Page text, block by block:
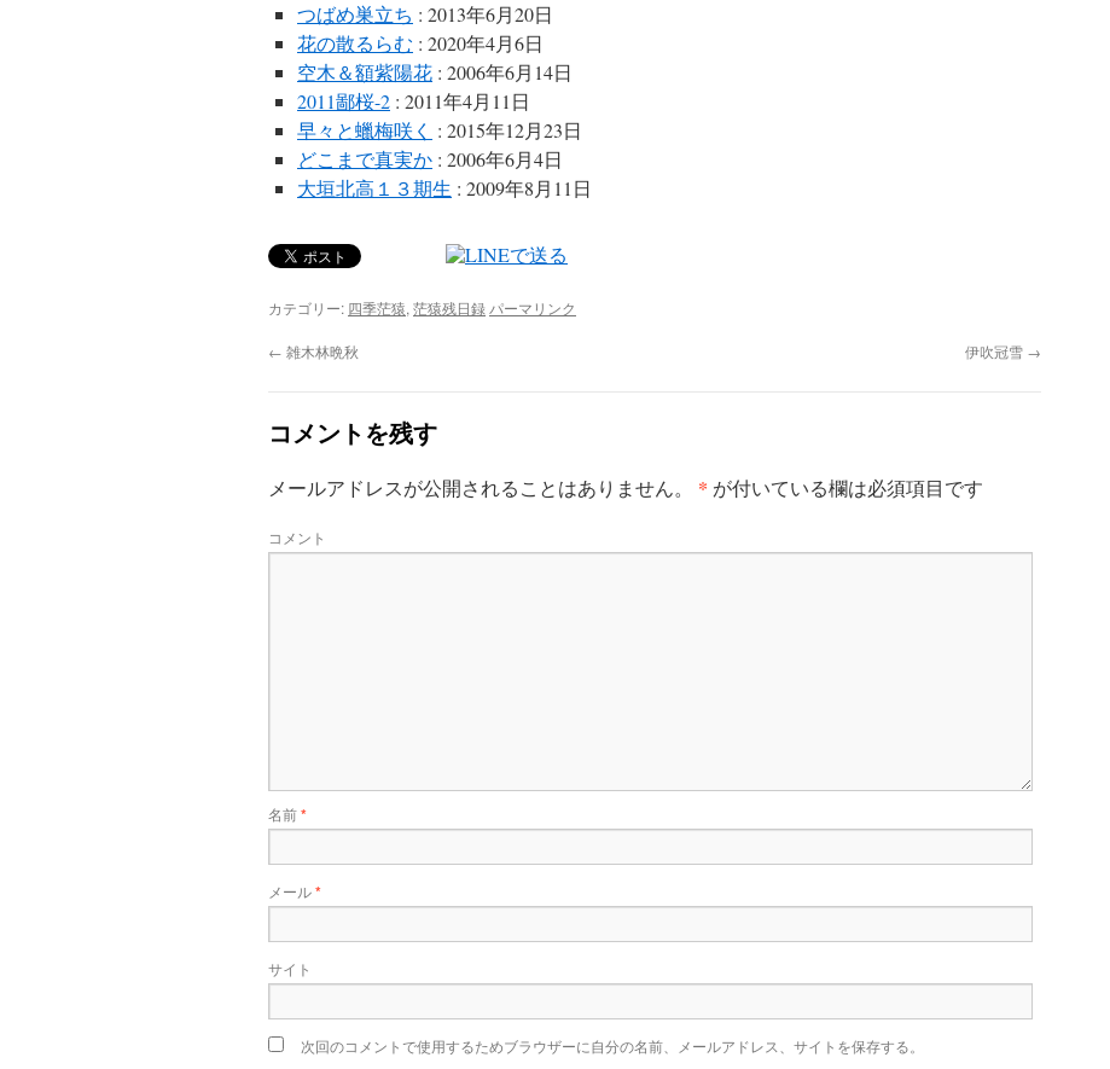
つばめ巣立ち : 2013年6月20日
花の散るらむ : 2020年4月6日
空木＆額紫陽花 : 2006年6月14日
2011鄙桜-2 : 2011年4月11日
早々と蠟梅咲く : 2015年12月23日
どこまで真実か : 2006年6月4日
大垣北高１３期生 : 2009年8月11日
カテゴリー: 四季茫猿, 茫猿残日録 パーマリンク
← 雑木林晩秋 伊吹冠雪 →
コメントを残す
メールアドレスが公開されることはありません。 * が付いている欄は必須項目です
コメント
名前*
メール*
サイト
次回のコメントで使用するためブラウザーに自分の名前、メールアドレス、サイトを保存する。